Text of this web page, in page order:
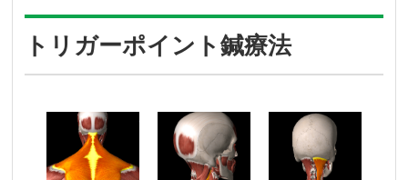
トリガーポイント鍼療法